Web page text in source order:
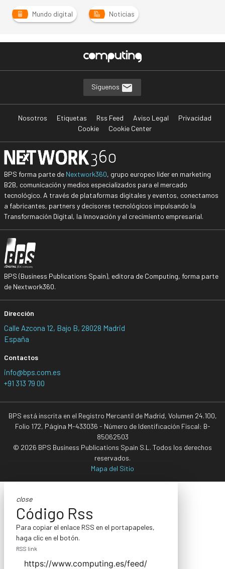
Mundo digital Noticias
Síguenos
Nosotros Etiquetas Rss Feed Aviso Legal
Privacidad
Cookie
Cookie Center
BPS forma parte de Nextwork360, grupo europeo líder en marketing
B2B, comunicación y medios especializados para el mercado
tecnológico. A través de plataformas digitales y eventos, conectamos
a fabricantes, partners y decisores tecnológicos impulsando la
Transformación Digital, la Innovación y el crecimiento empresarial.
BPS (Business Publications Spain), editora de Computing, forma parte
de Nextwork360.
Dirección
Calle Azcona 12, Bajo B, 28028 Madrid
España
Contactos
info@bps.com.es
+91 313 79 00
BPS está inscrita en el Registro Mercantil de Madrid, Volumen 24.100,
Folio 172, Página M-433036 - Número de Identificación Fiscal: B-
85062503
© 2026 BPS Business Publications Spain S.L. Todos los derechos
reservados.
Mapa del Sitio
close
Código Rss
Para copiar el enlace RSS en el portapapeles,
haga clic en el botón.
RSS link